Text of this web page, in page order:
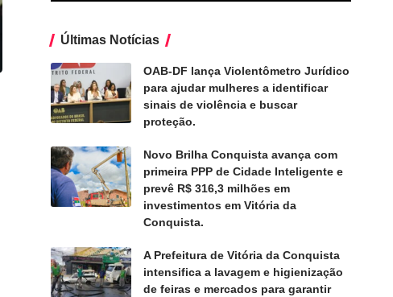
Últimas Notícias
OAB-DF lança Violentômetro Jurídico
para ajudar mulheres a identificar
sinais de violência e buscar
proteção.
Novo Brilha Conquista avança com
primeira PPP de Cidade Inteligente e
prevê R$ 316,3 milhões em
investimentos em Vitória da
Conquista.
A Prefeitura de Vitória da Conquista
intensifica a lavagem e higienização
de feiras e mercados para garantir